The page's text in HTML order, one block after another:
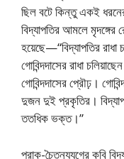
ছিল বটে কিন্তু একই
বিদ্যাপতির আমলে
হয়েছে—“বিদ্যাপতির
গোবিন্দদাসের রাধা
গোবিন্দদাসের প্রৌঢ়।
দুজন দুই প্রকৃতির।
ততধিক ভক্ত।”
প্রাক-চৈতন্যযুগের কবি